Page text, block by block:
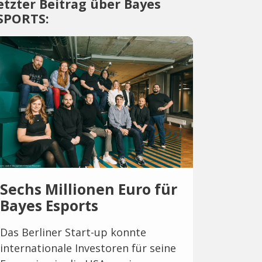
Beitrag über Bayes
Sechs Millionen Euro für
Bayes Esports
Das Berliner Start-up konnte
internationale Investoren für seine